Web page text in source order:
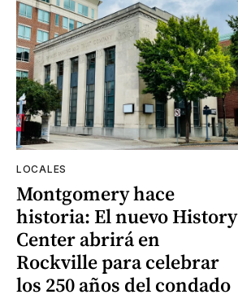
LOCALES
Montgomery hace
historia: El nuevo History
Center abrirá en
Rockville para celebrar
los 250 años del condado